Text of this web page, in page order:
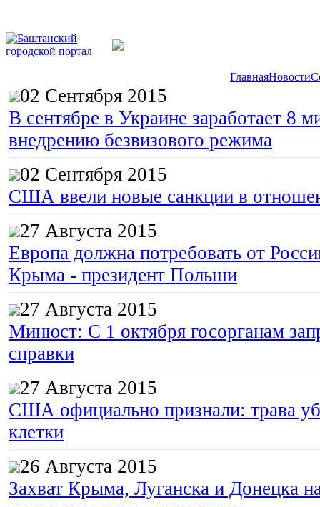
ГлавнаяНовости
02 Сентября 2015
В сентябре в Украине заработает 8
внедрению безвизового режима
02 Сентября 2015
США ввели новые санкции в
27 Августа 2015
Европа должна потребовать от
Крыма - президент Польши
27 Августа 2015
Минюст: С 1 октября госорганам
справки
27 Августа 2015
США официально признали: трава
клетки
26 Августа 2015
Захват Крыма, Луганска и Донецка